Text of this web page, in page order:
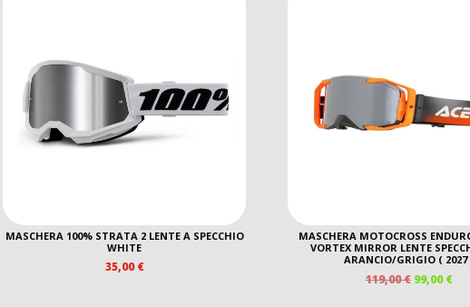
MASCHERA 100% STRATA 2 LENTE A SPECCHIO
WHITE
35,00€
MASCHERA MOTOCROSS
VORTEX MIRROR LENTE
ARANCIO/GRIGIO ( 2027
119,00€ IL
99,00€IL